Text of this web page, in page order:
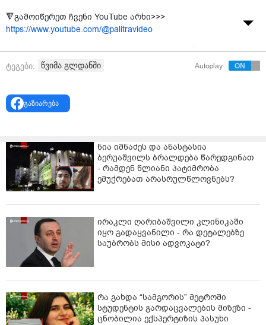
🔻გამოიწერეთ ჩვენი YouTube არხი>>>
https://www.youtube.com/@palitravideo
თბი­ლის­ში ამინ­დი გა­უ­ა­რეს­და, იყო ძლი­ე­რი სე­ტყვა.
მო­ქა­ლა­ქე­ე­ბი აღ­ნიშ­ნუ­ლის ამ­სახ­ველ ფოტო და ვი­დეო
ძლიერი წვიმის შემდეგ გლდანის ასევე, დიდი დიღმის
ტეგები: წვიმა გლდანში Autoplay
გაზიარება
ნია იმნაძეს და ანასტასია
ბერუაშვილს ბრალდება წარედგინათ
- რამდენ წლიანი პატიმრობა
ემუქრებათ არასრულწლოვნებს?
ირაკლი ღარიბაშვილი კლინიკაში
იყო გადაყვანილი - რა დეტალებზე
საუბრობს მისი ადვოკატი?
რა გახდა “სამგორის” მეტროში
სტუდენტის გარდაცვალების მიზეზი -
ცნობილია ექსპერტიზის პასუხი